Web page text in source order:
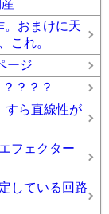
おまけに天
これ。
ージ
？？？
ら直線性が
フェクター
している回路